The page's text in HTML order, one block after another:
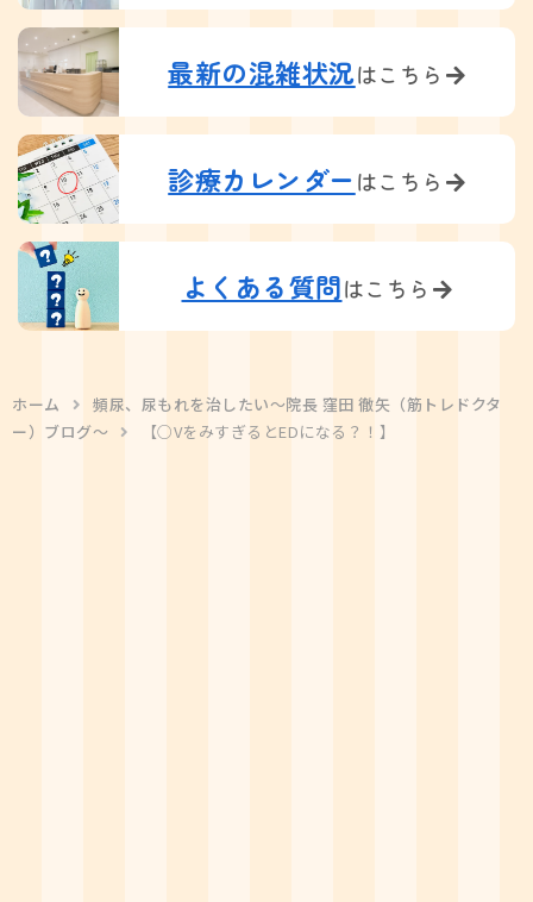
最新の混雑状況はこちら
診療カレンダーはこちら
よくある質問はこちら
ホーム
頻尿、尿もれを治したい〜院長 窪田 徹矢（筋トレドクタ
ー）ブログ〜
【○VをみすぎるとEDになる？！】